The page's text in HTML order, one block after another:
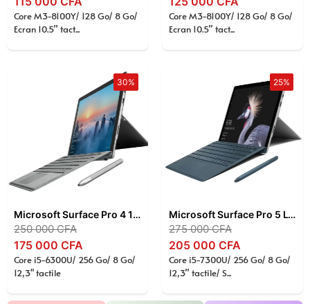
Core M3-8100Y/ 128 Go/ 8 Go/
Ecran 10.5” tact...
Core M3-8100Y/ 128 Go/ 8 Go/
Ecran 10.5” tact...
30%
Microsoft Surface Pro 4 12,3″ – Intel Core i5-6300U , 8 Go RAM , SSD 256 Go , Écran Tactile PixelSense , Tablette 2-en-1 , Windows 11 Pro
250 000CFA
175 000 CFA
Core i5-6300U/ 256 Go/ 8 Go/
12,3" tactile
25%
Microsoft Surface Pro 5 LTE Advanced 12,3″ – Intel Core i5-7300U , 8 Go RAM , SSD 256 Go , Écran Tactile PixelSense , 4G LTE , Windows 11 Pro
275 000CFA
205 000 CFA
Core i5-7300U/ 256 Go/ 8 Go/
12,3” tactile/ S...